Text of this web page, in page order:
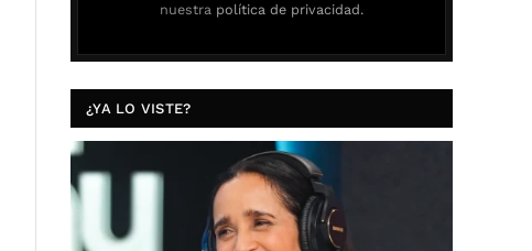
nuestra política de privacidad.
¿YA LO VISTE?